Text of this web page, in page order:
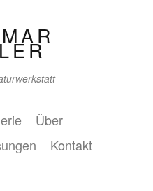
Über
Kontakt